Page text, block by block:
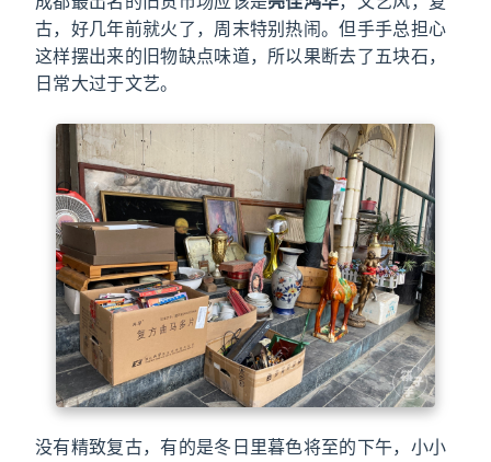
古，好几年前就火了，周末特别热闹。但手手总担心
这样摆出来的旧物缺点味道，所以果断去了五块石，
日常大过于文艺。
没有精致复古，有的是冬日里暮色将至的下午，小小